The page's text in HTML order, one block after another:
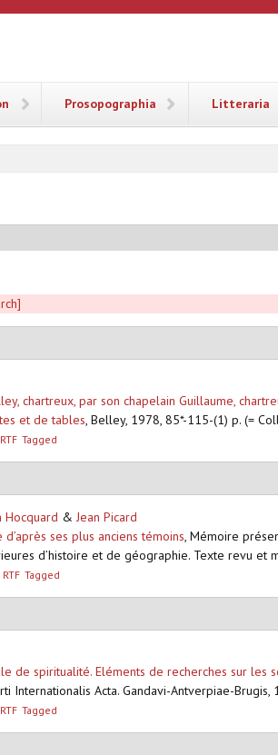
Prosopographia Litteraria
chartreux, par son chapelain Guillaume,
et de tables, Belley, 1978, 85*-115-(1) p. (=
RTF Tagged
Hocquard & Jean Picard
ses plus anciens témoins, Mémoire
d’histoire et de géographie. Texte revu et
RTF Tagged
de spiritualité. Eléments de recherches sur les
Internationalis Acta. Gandavi-Antverpiae-
RTF Tagged